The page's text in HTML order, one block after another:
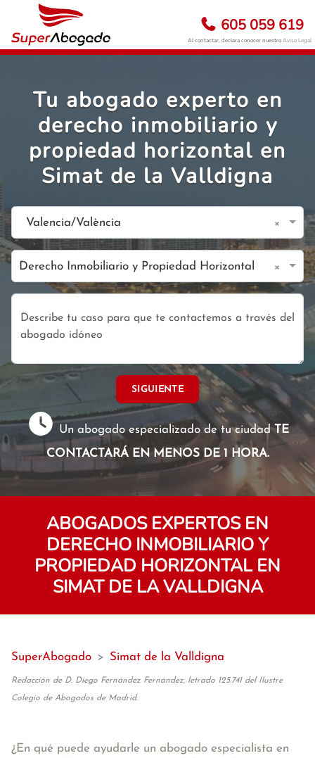
605 059 619
Al contactar, declara conocer nuestroAviso Legal
Tu abogado experto en
derecho inmobiliario y
propiedad horizontal en
Simat de la Valldigna
Valencia/València ×
Derecho Inmobiliario y Propiedad Horizontal ×
SIGUIENTE
Un abogado especializado de tu ciudadTE
CONTACTARÁ EN MENOS DE 1 HORA.
ABOGADOS EXPERTOS EN
DERECHO INMOBILIARIO Y
PROPIEDAD HORIZONTAL EN
SIMAT DE LA VALLDIGNA
SuperAbogado > Simat de la Valldigna
Redacción de D. Diego Fernández Fernández, letrado 125.741 del Ilustre
Colegio de Abogados de Madrid.
¿En qué puede ayudarle un abogado especialista en